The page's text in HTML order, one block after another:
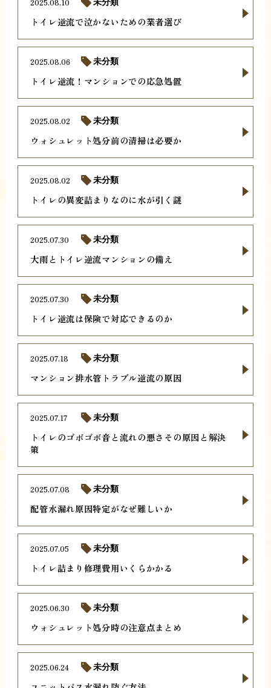
トイレ逆流で泣かないための業者選び
2025.08.10 未分類
トイレ逆流！マンションでの応急処置
2025.08.06 未分類
ウォシュレット処分前の清掃は必要か
2025.08.02 未分類
トイレの異変詰まりなのに水が引く謎
2025.08.02 未分類
大雨とトイレ逆流マンションの備え
2025.07.30 未分類
トイレ逆流は保険で対応できるのか
2025.07.30 未分類
マンション排水管トラブル逆流の原因
2025.07.18 未分類
トイレのゴボゴボ音と流れの悪さその原因と解決
策
2025.07.17 未分類
配管水漏れ原因特定がなぜ難しいか
2025.07.08 未分類
トイレ詰まり修理費用いくらかかる
2025.07.05 未分類
ウォシュレット処分時の注意点まとめ
2025.06.30 未分類
2025.06.24 未分類